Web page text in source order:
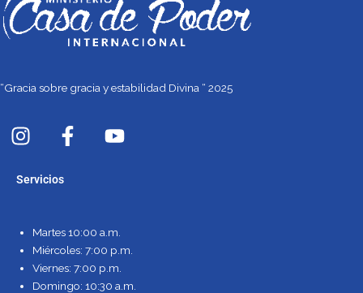
“Gracia sobre gracia y estabilidad Divina “ 2025
I
n
t
g
r
a
m
F
a
o
o
k
-
Y
o
b
e
Servicios
Martes 10:00 a.m.
Miércoles: 7:00 p.m.
Viernes: 7:00 p.m.
Domingo: 10:30 a.m.